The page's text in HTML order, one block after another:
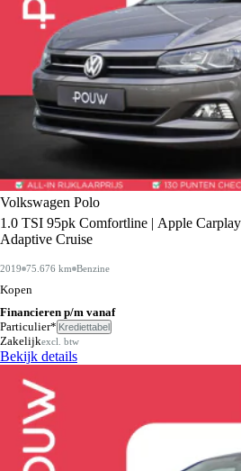
Volkswagen Polo
1.0 TSI 95pk Comfortline | Apple
Adaptive Cruise
2019 75.676 km Benzine
Kopen
Financieren p/m vanaf
Particulier* Krediettabel
Zakelijkexcl. btw
Bekijk details